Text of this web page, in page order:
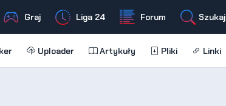
Graj Liga 24 Forum Szukaj
Uploader Artykuły Pliki Linki